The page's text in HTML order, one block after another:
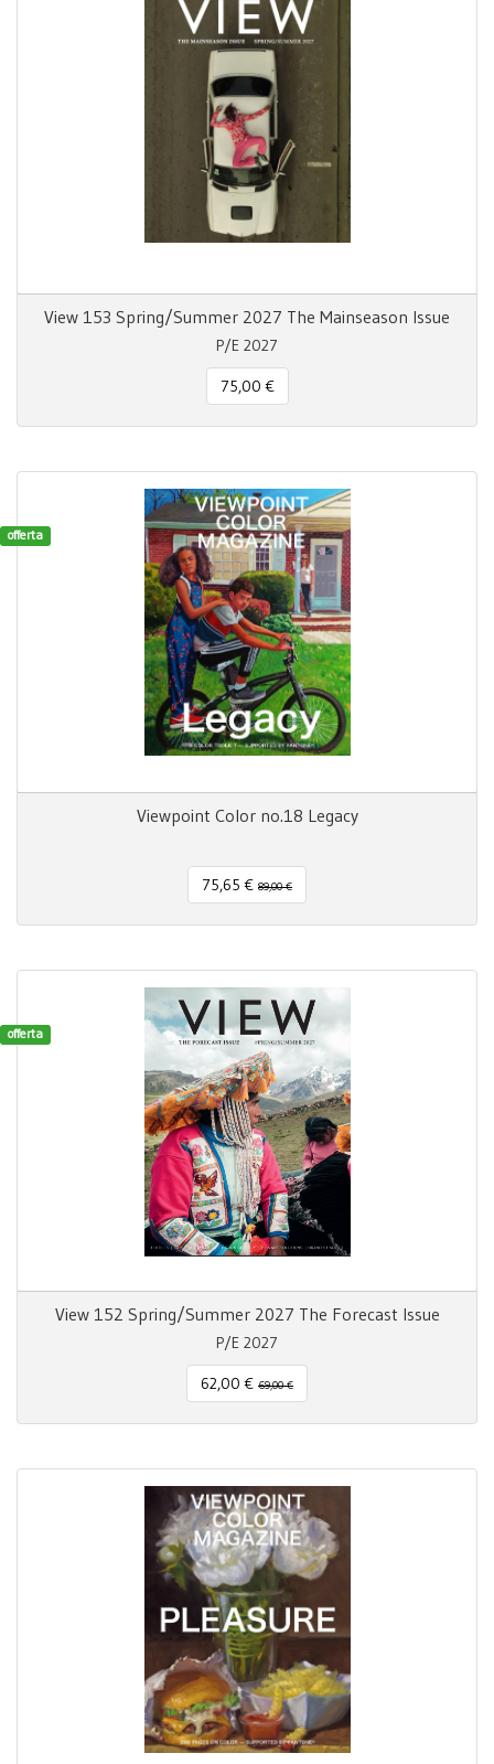
View 153 Spring/Summer 2027 The Mainseason Issue
P/E 2027
75,00 €
offerta
Viewpoint Color no.18 Legacy
75,65 € 89,00 €
offerta
View 152 Spring/Summer 2027 The Forecast Issue
P/E 2027
62,00 € 69,00 €